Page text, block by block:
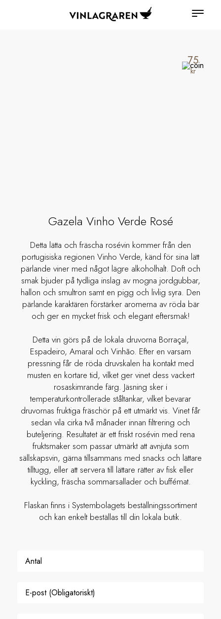
75
kr
Gazela Vinho Verde Rosé
Detta lätta och fräscha rosévin kommer från den
portugisiska regionen Vinho Verde, känd för sina lätt
pärlande viner med något lägre alkoholhalt. Doft och
smak bjuder på tydliga inslag av mogna jordgubbar,
hallon och smultron samt en pigg och livlig syra. Den
pärlande karaktären förstärker aromerna av röda bär
och ger en mycket frisk och elegant eftersmak!
Detta vin görs på de lokala druvorna Borraçal,
Espadeiro, Amaral och Vinhão. Efter en varsam
pressning får de röda druvskalen ha kontakt med
musten en kortare tid, vilket ger vinet dess vackert
rosaskimrande färg. Jäsning sker i
temperaturkontrollerade ståltankar, vilket bevarar
druvornas fruktiga fräschör på ett utmärkt vis. Vinet får
sedan vila cirka två månader innan filtrering och
buteljering. Resultatet är ett friskt rosévin med rena
fruktsmaker som passar utmärkt att avnjuta som
sällskapsvin, gärna tillsammans med snacks och lättare
tilltugg, eller att servera till lättare rätter av fisk eller
kyckling, fräscha sommarsallader och buffémat.
Flaskan finns i Systembolagets beställningssortiment
och kan enkelt beställas till din lokala butik.